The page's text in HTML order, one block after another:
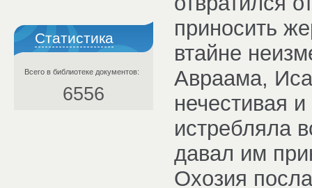
Статистика
Всего в библиотеке документов:
6556
приносить
втайне
Авраама,
нечестивая
истребляла
давал им
Охозия